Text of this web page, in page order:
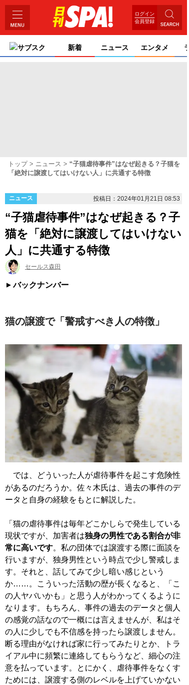
ログイン
会員登録
サブスク 新着 ニュース エンタメ
トップ ニュース
“子猫虐待事件”はなぜ起きる？子猫を
「絶対に譲渡してはいけない人」に共通する特徴
ニュース 投稿日：2024年01月21日 08:53
“子猫虐待事件”はなぜ起きる？子
猫を「絶対に譲渡してはいけない
人」に共通する特徴
セールス森田
バックナンバー
猫の譲渡で「警戒すべき人の特徴」
では、どういった人が虐待事件を起こす危険性
があるのだろうか。佐々木氏は、過去の事件のデ
ータと自身の経験をもとに解説した。
「猫の虐待事件は毎年どこかしらで発生している
現状ですが、加害者は独身の男性である割合が非
常に高いです。私の団体では譲渡する際に面談を
行いますが、独身男性という時点で少し警戒しま
す。それと、話してみて少し暗い感じという
か……。こういった活動の歴が長くなると、「こ
の人ヤバいかも」と思う人がわかってくるように
なります。もちろん、事件の過去のデータと個人
の感覚の話なので一概には言えませんが、私はそ
の人に少しでも不信感を持ったら譲渡しません。
断る理由がなければ家に行ってみたりとか、トラ
イアル中に頻繁に連絡してもらうなど、細心の注
意を払っています。とにかく、虐待事件をなくす
ためには、譲渡する側のレベルを上げていかない